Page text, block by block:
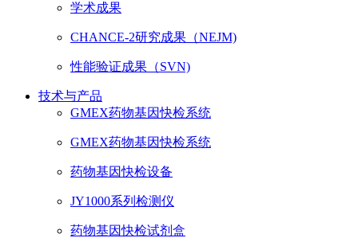
学术成果
CHANCE-2研究成果（NEJM)
性能验证成果（SVN)
技术与产品
GMEX药物基因快检系统
GMEX药物基因快检系统
药物基因快检设备
JY1000系列检测仪
药物基因快检试剂盒